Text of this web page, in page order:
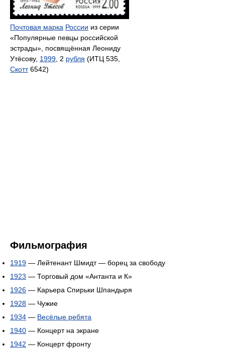
Почтовая марка России из серии
«Популярные певцы российской
эстрады», посвящённая Леониду
Утёсову, 1999 , 2 рубля (ИТЦ 535,
Скотт6542)
Фильмография
1919 — Лейтенант Шмидт — борец за свободу
1923 — Торговый дом «Антанта и К»
1926 — Карьера Спирьки Шпандыря
1928 — Чужие
1934 — Весёлые ребята
1940 — Концерт на экране
1942 — Концерт фронту